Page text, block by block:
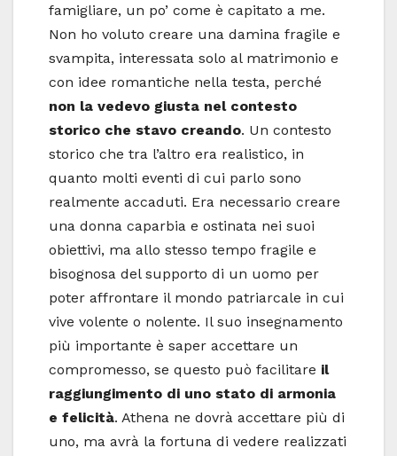
famigliare, un po’ come è capitato a me.
Non ho voluto creare una damina fragile e
svampita, interessata solo al matrimonio e
con idee romantiche nella testa, perché
non la vedevo giusta nel contesto
storico che stavo creando. Un contesto
storico che tra l’altro era realistico, in
quanto molti eventi di cui parlo sono
realmente accaduti. Era necessario creare
una donna caparbia e ostinata nei suoi
obiettivi, ma allo stesso tempo fragile e
bisognosa del supporto di un uomo per
poter affrontare il mondo patriarcale in cui
vive volente o nolente. Il suo insegnamento
più importante è saper accettare un
compromesso, se questo può facilitare il
raggiungimento di uno stato di armonia
e felicità. Athena ne dovrà accettare più di
uno, ma avrà la fortuna di vedere realizzati